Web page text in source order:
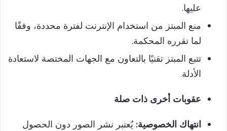
عليها.
منع المبتز من استخدام الإنترنت لفترة محددة، وفقًا
لما تقرره المحكمة.
تتبع المبتز تقنيًا بالتعاون مع الجهات المختصة لاستعادة
الأدلة.
عقوبات أخرى ذات صلة
انتهاك الخصوصية: يُعتبر نشر الصور دون الحصول